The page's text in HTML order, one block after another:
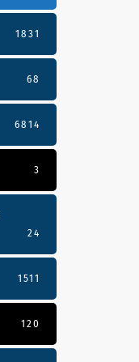
1831
68
6814
3
24
1511
120